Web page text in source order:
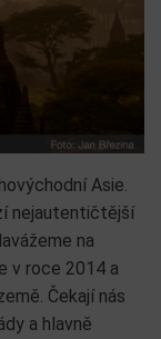
Asie.
nejautentičtější
na
v roce 2014 a
Čekají nás
a hlavně